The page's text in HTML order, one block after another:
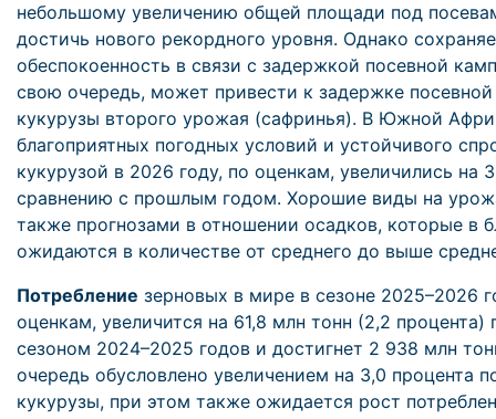
небольшому увеличению общей площади под
достичь нового рекордного уровня. Однако
обеспокоенность в связи с задержкой посевной
свою очередь, может привести к задержке
кукурузы второго урожая (сафринья). В Южной
благоприятных погодных условий и устойчивого
кукурузой в 2026 году, по оценкам, увеличились на
сравнению с прошлым годом. Хорошие виды на
также прогнозами в отношении осадков, которые в
ожидаются в количестве от среднего до выше
Потребление зерновых в мире в сезоне 2025–2026
оценкам, увеличится на 61,8 млн тонн (2,2 процента)
сезоном 2024–2025 годов и достигнет 2 938 млн
очередь обусловлено увеличением на 3,0 процента
кукурузы, при этом также ожидается рост